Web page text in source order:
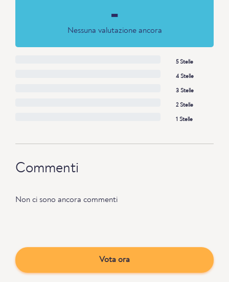
-
Nessuna valutazione ancora
5 Stelle
4 Stelle
3 Stelle
2 Stelle
1 Stelle
Commenti
Non ci sono ancora commenti
Vota ora